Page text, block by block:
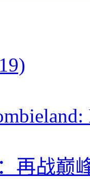
再战巅